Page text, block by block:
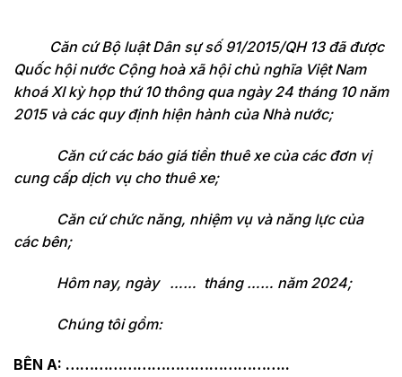
Căn cứ Bộ luật Dân sự số 91/2015/QH 13 đã được
Quốc hội nước Cộng hoà xã hội chủ nghĩa Việt Nam
khoá XI kỳ họp thứ 10 thông qua ngày 24 tháng 10 năm
2015 và các quy định hiện hành của Nhà nước;
Căn cứ các báo giá tiền thuê xe của các đơn vị
cung cấp dịch vụ cho thuê xe;
Căn cứ chức năng, nhiệm vụ và năng lực của
các bên;
Hôm nay, ngày …… tháng …… năm 2024;
Chúng tôi gồm:
BÊN A: ………………………………………..